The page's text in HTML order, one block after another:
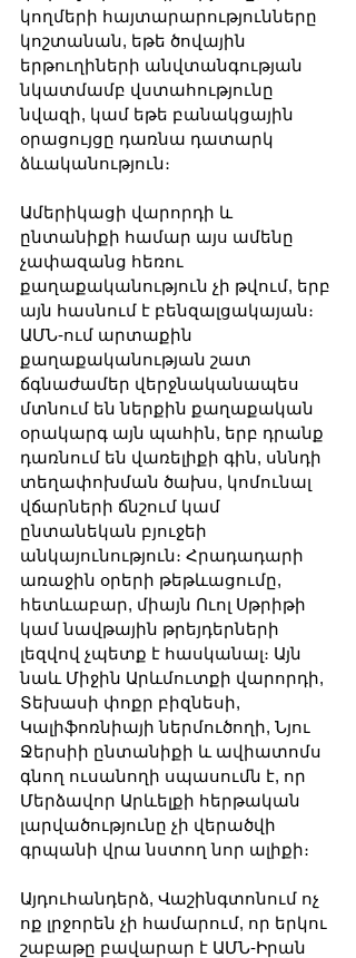
կողմերի հայտարարությունները
կոշտանան, եթե ծովային
երթուղիների անվտանգության
նկատմամբ վստահությունը
նվազի, կամ եթե բանակցային
օրացույցը դառնա դատարկ
ձևականություն։
Ամերիկացի վարորդի և
ընտանիքի համար այս ամենը
չափազանց հեռու
քաղաքականություն չի թվում, երբ
այն հասնում է բենզալցակայան։
ԱՄՆ-ում արտաքին
քաղաքականության շատ
ճգնաժամեր վերջնականապես
մտնում են ներքին քաղաքական
օրակարգ այն պահին, երբ դրանք
դառնում են վառելիքի գին, սննդի
տեղափոխման ծախս, կոմունալ
վճարների ճնշում կամ
ընտանեկան բյուջեի
անկայունություն։ Հրադադարի
առաջին օրերի թեթևացումը,
հետևաբար, միայն Ուոլ Սթրիթի
կամ նավթային թրեյդերների
լեզվով չպետք է հասկանալ։ Այն
նաև Միջին Արևմուտքի վարորդի,
Տեխասի փոքր բիզնեսի,
Կալիֆոռնիայի ներմուծողի, Նյու
Ջերսիի ընտանիքի և ավիատոմս
գնող ուսանողի սպասումն է, որ
Մերձավոր Արևելքի հերթական
լարվածությունը չի վերածվի
գրպանի վրա նստող նոր ալիքի։
Այդուհանդերձ, Վաշինգտոնում ոչ
ոք լրջորեն չի համարում, որ երկու
շաբաթը բավարար է ԱՄՆ-Իրան